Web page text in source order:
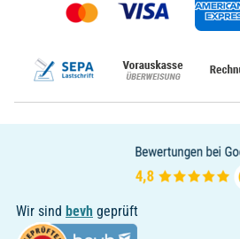
Wir sind bevh geprüft